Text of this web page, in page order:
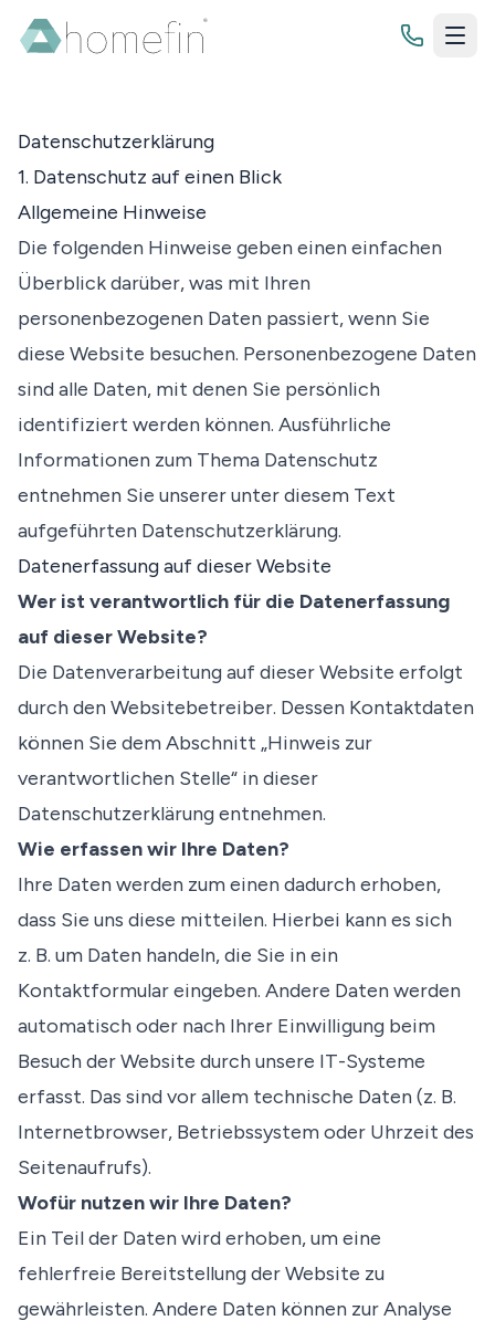
Immobilienbewertung
Grundstücksbewertung
Finanzierung
Zinsrechner
Tilgungsrechner
Sollzinsbindung
Wissenswertes
Blog
Ratgeber
Jetzt Kontakt aufnehmen
Datenschutzerklärung
1. Datenschutz auf einen Blick
Allgemeine Hinweise
Die folgenden Hinweise geben einen einfachen
Überblick darüber, was mit Ihren
personenbezogenen Daten passiert, wenn Sie
diese Website besuchen. Personenbezogene Daten
sind alle Daten, mit denen Sie persönlich
identifiziert werden können. Ausführliche
Informationen zum Thema Datenschutz
entnehmen Sie unserer unter diesem Text
aufgeführten Datenschutzerklärung.
Datenerfassung auf dieser Website
Wer ist verantwortlich für die Datenerfassung
auf dieser Website?
Die Datenverarbeitung auf dieser Website erfolgt
durch den Websitebetreiber. Dessen Kontaktdaten
können Sie dem Abschnitt „Hinweis zur
verantwortlichen Stelle“ in dieser
Datenschutzerklärung entnehmen.
Wie erfassen wir Ihre Daten?
Ihre Daten werden zum einen dadurch erhoben,
dass Sie uns diese mitteilen. Hierbei kann es sich
z. B. um Daten handeln, die Sie in ein
Kontaktformular eingeben. Andere Daten werden
automatisch oder nach Ihrer Einwilligung beim
Besuch der Website durch unsere IT-Systeme
erfasst. Das sind vor allem technische Daten (z. B.
Internetbrowser, Betriebssystem oder Uhrzeit des
Seitenaufrufs).
Wofür nutzen wir Ihre Daten?
Ein Teil der Daten wird erhoben, um eine
fehlerfreie Bereitstellung der Website zu
gewährleisten. Andere Daten können zur Analyse